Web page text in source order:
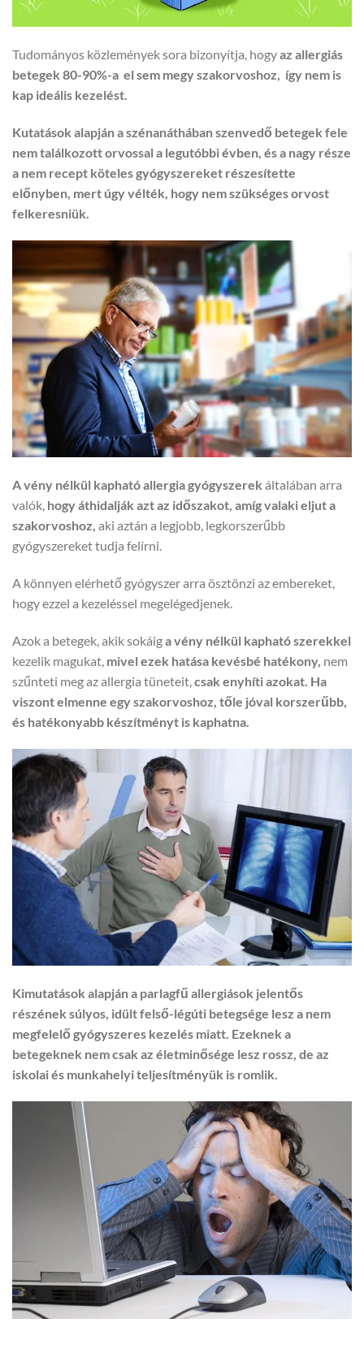
Tudományos közlemények sora bizonyítja, hogyaz allergiás
betegek 80-90%-a el sem megy szakorvoshoz, így nem is
kap ideális kezelést.
Kutatások alapján a szénanáthában szenvedő betegek fele
nem találkozott orvossal a legutóbbi évben, és a nagy része
a nem recept köteles gyógyszereket részesítette
előnyben, mert úgy vélték, hogy nem szükséges orvost
felkeresniük.
A vény nélkül kapható allergia gyógyszerek általában arra
valók, hogy áthidalják azt az időszakot, amíg valaki eljut a
szakorvoshoz, aki aztán a legjobb, legkorszerűbb
gyógyszereket tudja felírni.
A könnyen elérhető gyógyszer arra ösztönzi az embereket,
hogy ezzel a kezeléssel megelégedjenek.
Azok a betegek, akik sokáiga vény nélkül kapható szerekkel
kezelik magukat, mivel ezek hatása kevésbé hatékony, nem
szűnteti meg az allergia tüneteit, csak enyhíti azokat. Ha
viszont elmenne egy szakorvoshoz, tőle jóval korszerűbb,
és hatékonyabb készítményt is kaphatna.
Kimutatások alapján a parlagfű allergiások jelentős
részének súlyos, idült felső-légúti betegsége lesz a nem
megfelelő gyógyszeres kezelés miatt. Ezeknek a
betegeknek nem csak az életminősége lesz rossz, de az
iskolai és munkahelyi teljesítményük is romlik.